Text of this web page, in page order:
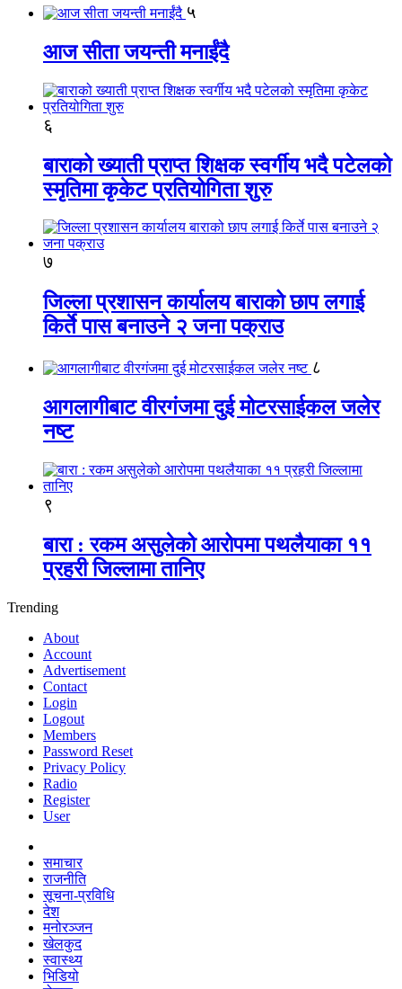
५
आज सीता जयन्ती मनाईंदै
६
बाराको ख्याती प्राप्त शिक्षक स्वर्गीय भदै पटेलको
स्मृतिमा कृकेट प्रतियोगिता शुरु
७
जिल्ला प्रशासन कार्यालय बाराको छाप लगाई
किर्ते पास बनाउने २ जना पक्राउ
८
आगलागीबाट वीरगंजमा दुई मोटरसाईकल जलेर
नष्ट
९
बारा : रकम असुलेको आरोपमा पथलैयाका ११
प्रहरी जिल्लामा तानिए
Trending
About
Account
Advertisement
Contact
Login
Logout
Members
Password Reset
Privacy Policy
Radio
Register
User
समाचार
राजनीति
सूचना-प्रविधि
देश
मनोरञ्जन
खेलकुद
स्वास्थ्य
भिडियो